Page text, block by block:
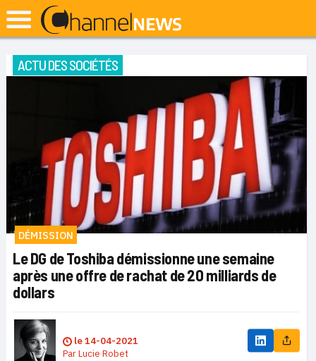
ACTU DES SOCIÉTÉS
DÉMISSION
Le DG de Toshiba démissionne une semaine
après une offre de rachat de 20 milliards de
dollars
le14-04-2021
ParLucie Robet